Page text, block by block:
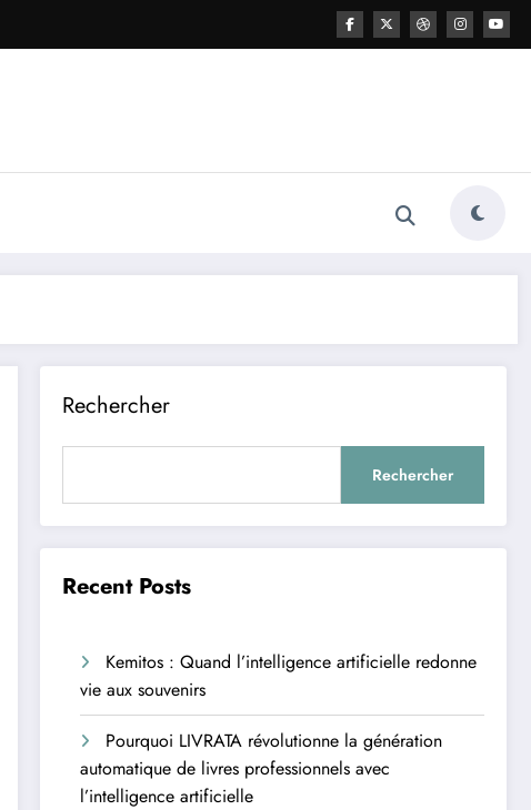
Rechercher
Rechercher
Recent Posts
Kemitos : Quand l’intelligence artificielle redonne
vie aux souvenirs
Pourquoi LIVRATA révolutionne la génération
automatique de livres professionnels avec
l’intelligence artificielle